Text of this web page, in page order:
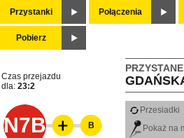
Przystanki Połączenia
Pobierz
Czas przejazdu
dla: 23:2
N7B
Przesiadki
Pokaż na
B